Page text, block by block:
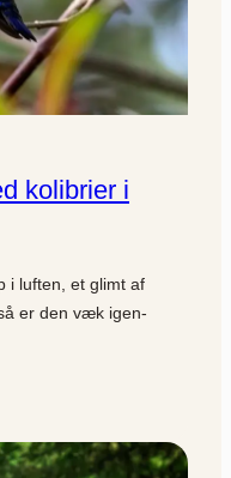
kolibrier i
i luften, et glimt af
er den væk igen-